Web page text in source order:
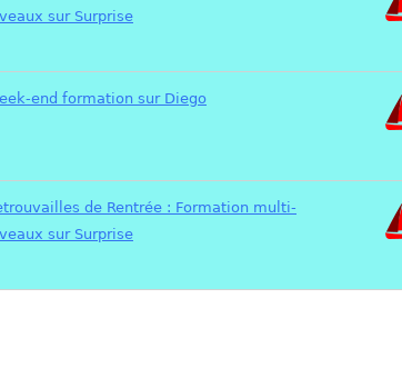
sur Surprise
end formation sur Diego
de Rentrée : Formation multi-
sur Surprise